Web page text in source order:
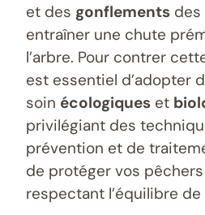
et des gonflements des
entraîner une chute
l’arbre. Pour contrer
est essentiel d’adopter
soin écologiques et
privilégiant des
prévention et de
de protéger vos
respectant l’équilibre de